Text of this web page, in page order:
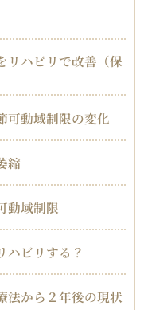
リハビリで改善（保
可動域制限の変化
縮
動域制限
ハビリする？
法から２年後の現状